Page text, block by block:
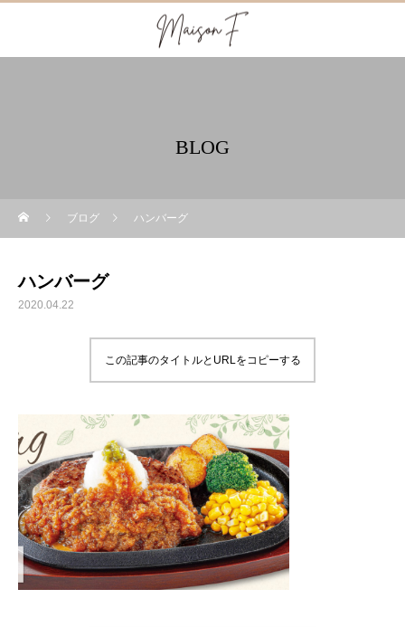
BLOG
ブログ ハンバーグ
ハンバーグ
2020.04.22
この記事のタイトルとURLをコピーする